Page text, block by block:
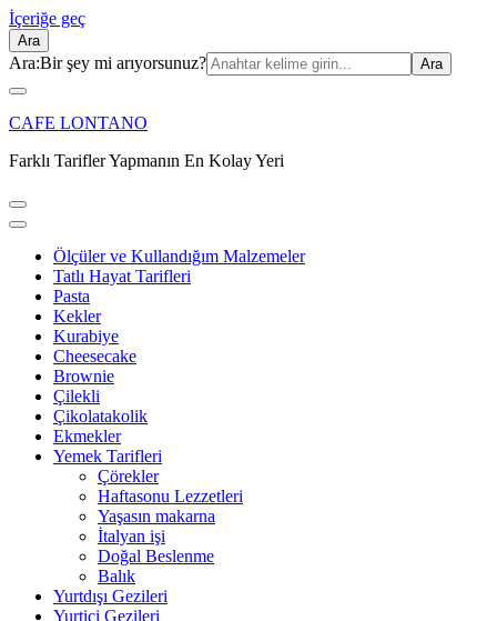
İçeriğe geç
Ara
Ara:Bir şey mi arıyorsunuz?
CAFE LONTANO
Farklı Tarifler Yapmanın En Kolay Yeri
Ölçüler ve Kullandığım Malzemeler
Tatlı Hayat Tarifleri
Pasta
Kekler
Kurabiye
Cheesecake
Brownie
Çilekli
Çikolatakolik
Ekmekler
Yemek Tarifleri
Çörekler
Haftasonu Lezzetleri
Yaşasın makarna
İtalyan işi
Doğal Beslenme
Balık
Yurtdışı Gezileri
Yurtiçi Gezileri